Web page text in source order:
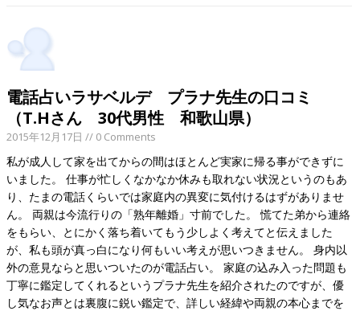
電話占いラサベルデ プラナ先生の口コミ
（T.Hさん 30代男性 和歌山県）
2015年12月17日 // 0 Comments
私が成人して家を出てからの間はほとんど実家に帰る事ができずに
いました。 仕事が忙しくなかなか休みも取れない状況というのもあ
り、たまの電話くらいでは家庭内の異変に気付けるはずがありませ
ん。 両親は今流行りの「熟年離婚」寸前でした。 慌てた弟から連絡
をもらい、とにかく落ち着いてもう少しよく考えてと伝えました
が、私も頭が真っ白になり何もいい考えが思いつきません。 身内以
外の意見ならと思いついたのが電話占い。 家庭の込み入った問題も
丁寧に鑑定してくれるというプラナ先生を紹介されたのですが、優
し気なお声とは裏腹に鋭い鑑定で、詳しい経緯や両親の本心までを